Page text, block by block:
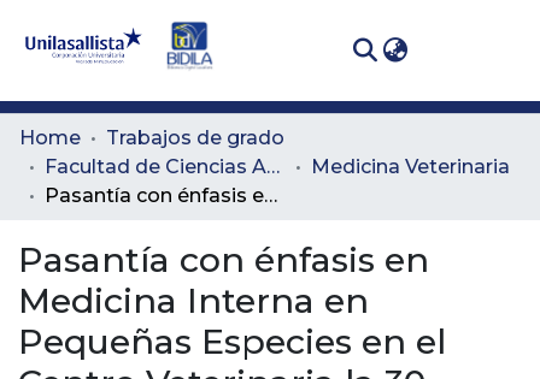
Communities
& Collections
Statistics
Home
Trabajos de grado
Facultad de Ciencias Administrativas y Agropecuarias
Medicina Veterinaria
Pasantía con énfasis en Medicina Interna en Pequeñas Especies en el Centro Veterinaria la 30
Pasantía con énfasis en
Medicina Interna en
Pequeñas Especies en el